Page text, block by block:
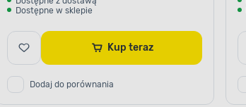
Dostępne w sklepie
Kup teraz
Dodaj do porównania